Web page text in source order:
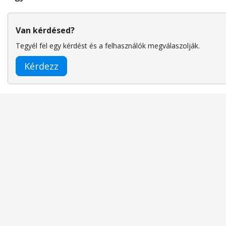
Van kérdésed?
Tegyél fel egy kérdést és a felhasználók megválaszolják.
Kérdezz